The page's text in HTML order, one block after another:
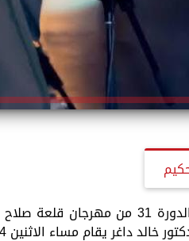
فى اطار فعاليات الدورة 31 من
مساء الاثنين 4 سبتمبر حفلين متتاليين على مسرح المحكى.